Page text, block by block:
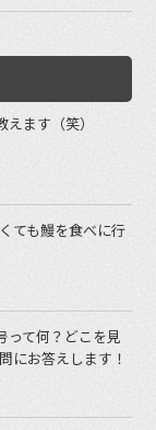
ます（笑）
ても鰻を食べに行
って何？どこを見
にお答えします！